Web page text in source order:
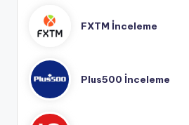
FXTM İnceleme
Plus500 İnceleme